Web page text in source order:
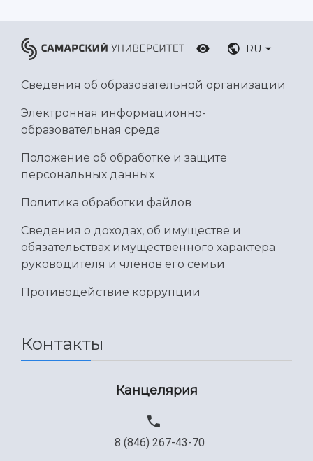
RU
Сведения об образовательной организации
Электронная информационно-
образовательная среда
Положение об обработке и защите
персональных данных
Политика обработки файлов
Сведения о доходах, об имуществе и
обязательствах имущественного характера
руководителя и членов его семьи
Противодействие коррупции
Контакты
Канцелярия
8 (846) 267-43-70